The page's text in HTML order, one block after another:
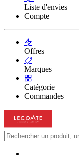
Liste d'envies
Compte
Offres
Marques
Catégorie
Commandes